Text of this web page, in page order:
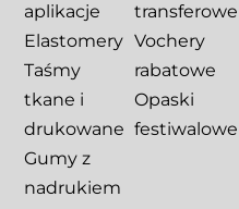
aplikacje
Elastomery
Taśmy
tkane i
drukowane
Gumy z
nadrukiem
transferowe
Vochery
rabatowe
Opaski
festiwalowe